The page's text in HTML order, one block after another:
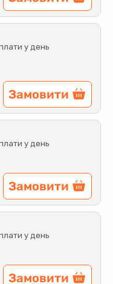
у день
Замовити
у день
Замовити
у день
Замовити